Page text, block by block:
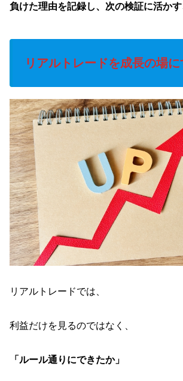
負けた理由を記録し、次の検証に活かす
リアルトレードを成長の場
リアルトレードでは、
利益だけを見るのではなく、
「ルール通りにできたか」